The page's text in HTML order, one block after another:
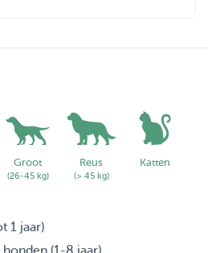
Groot
(26-45 kg)
Reus
(> 45 kg)
Katten
1 jaar)